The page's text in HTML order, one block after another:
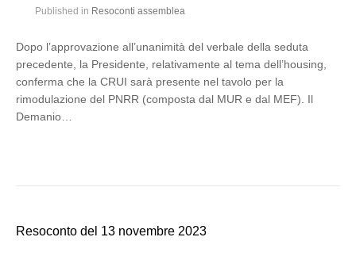
Published in Resoconti assemblea
Dopo l’approvazione all’unanimità del verbale della seduta
precedente, la Presidente, relativamente al tema dell’housing,
conferma che la CRUI sarà presente nel tavolo per la
rimodulazione del PNRR (composta dal MUR e dal MEF). Il
Demanio…
Resoconto del 13 novembre 2023